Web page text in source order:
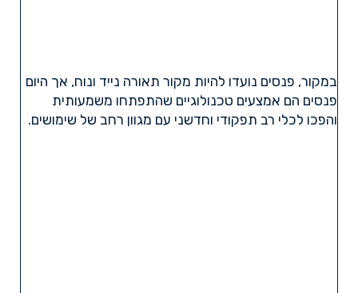
במקור, פנסים נועדו להיות מקור תאורה נייד ונוח, אך היום
פנסים הם אמצעים טכנולוגיים שהתפתחו משמעותית
והפכו לכלי רב תפקודי וחדשני עם מגוון רחב של שימושים.